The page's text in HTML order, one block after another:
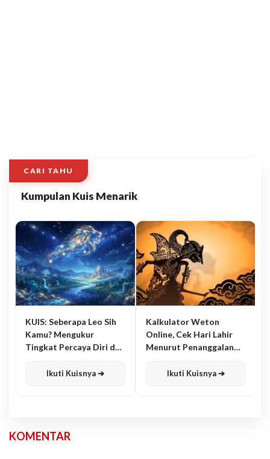
CARI TAHU
Kumpulan Kuis Menarik
KUIS: Seberapa Leo Sih
Kamu? Mengukur
Tingkat Percaya Diri dan
Ikuti Kuisnya ➔
Kalkulator Weton
Online, Cek Hari Lahir
Menurut Penanggalan
Ikuti Kuisnya ➔
KOMENTAR